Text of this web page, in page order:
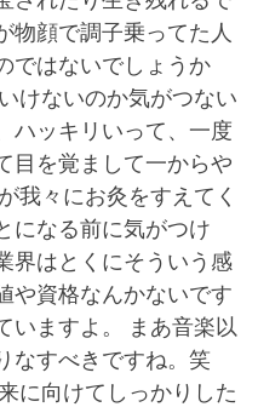
物顔で調子乗ってた人
ではないでしょうか
けないのか気がつない
ハッキリいって、一度
目を覚まして一からや
我々にお灸をすえてく
になる前に気がつけ
界はとくにそういう感
や資格なんかないです
いますよ。 まあ音楽以
なすべきですね。笑
に向けてしっかりした